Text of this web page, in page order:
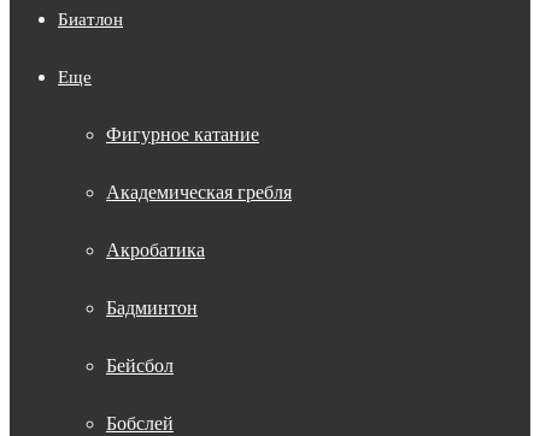
Биатлон
Еще
Фигурное катание
Академическая гребля
Акробатика
Бадминтон
Бейсбол
Бобслей